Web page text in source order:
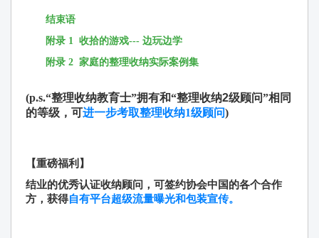
结束语
附录 1 收拾的游戏--- 边玩边学
附录 2 家庭的整理收纳实际案例集
(p.s.“整理收纳教育士”拥有和“整理收纳2级顾问”相同
的等级，可进一步考取整理收纳1级顾问)
【重磅福利】
结业的优秀认证收纳顾问，可签约协会中国的各个合作
方，获得自有平台超级流量曝光和包装宣传。